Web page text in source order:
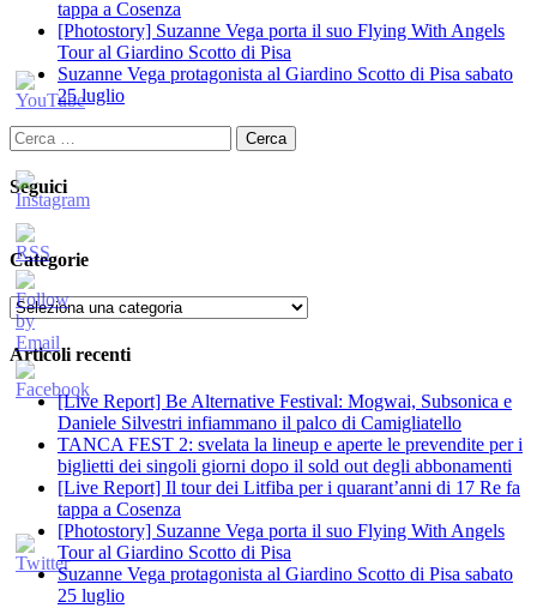
tappa a Cosenza
[Photostory] Suzanne Vega porta il suo Flying With Angels
Tour al Giardino Scotto di Pisa
Suzanne Vega protagonista al Giardino Scotto di Pisa sabato
25 luglio
Ricerca
per:
Seguici
Categorie
Categorie
Articoli recenti
[Live Report] Be Alternative Festival: Mogwai, Subsonica e
Daniele Silvestri infiammano il palco di Camigliatello
TANCA FEST 2: svelata la lineup e aperte le prevendite per i
biglietti dei singoli giorni dopo il sold out degli abbonamenti
[Live Report] Il tour dei Litfiba per i quarant’anni di 17 Re fa
tappa a Cosenza
[Photostory] Suzanne Vega porta il suo Flying With Angels
Tour al Giardino Scotto di Pisa
Suzanne Vega protagonista al Giardino Scotto di Pisa sabato
25 luglio